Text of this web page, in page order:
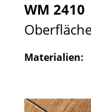
WM 2410
Materialien: